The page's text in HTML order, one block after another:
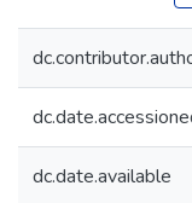
dc.date.available